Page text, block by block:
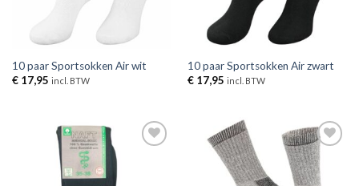
10 paar Sportsokken Air wit
€17,95 incl. BTW
10 paar Sportsokken Air zwart
€17,95 incl. BTW
Toevoegen
verlanglijst
Toevoegen
aan
verlanglijst